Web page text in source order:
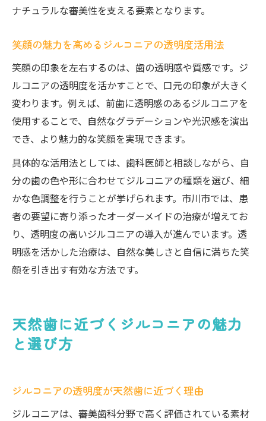
ナチュラルな審美性を支える要素となります。
笑顔の魅力を高めるジルコニアの透明度活用法
笑顔の印象を左右するのは、歯の透明感や質感です。ジ
ルコニアの透明度を活かすことで、口元の印象が大きく
変わります。例えば、前歯に透明感のあるジルコニアを
使用することで、自然なグラデーションや光沢感を演出
でき、より魅力的な笑顔を実現できます。
具体的な活用法としては、歯科医師と相談しながら、自
分の歯の色や形に合わせてジルコニアの種類を選び、細
かな色調整を行うことが挙げられます。市川市では、患
者の要望に寄り添ったオーダーメイドの治療が増えてお
り、透明度の高いジルコニアの導入が進んでいます。透
明感を活かした治療は、自然な美しさと自信に満ちた笑
顔を引き出す有効な方法です。
天然歯に近づくジルコニアの魅力
と選び方
ジルコニアの透明度が天然歯に近づく理由
ジルコニアは、審美歯科分野で高く評価されている素材